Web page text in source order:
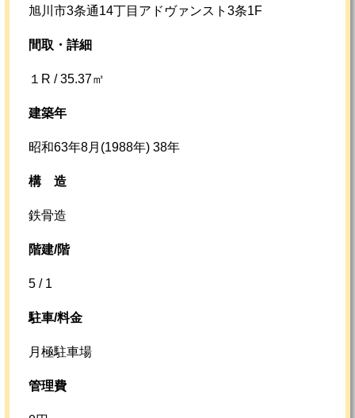
旭川市3条通14丁目アドヴァンスト3条1F
間取・詳細
１R / 35.37㎡
建築年
昭和63年8月(1988年) 38年
構 造
鉄骨造
階建/階
5 / 1
駐車/料金
月極駐車場
管理費